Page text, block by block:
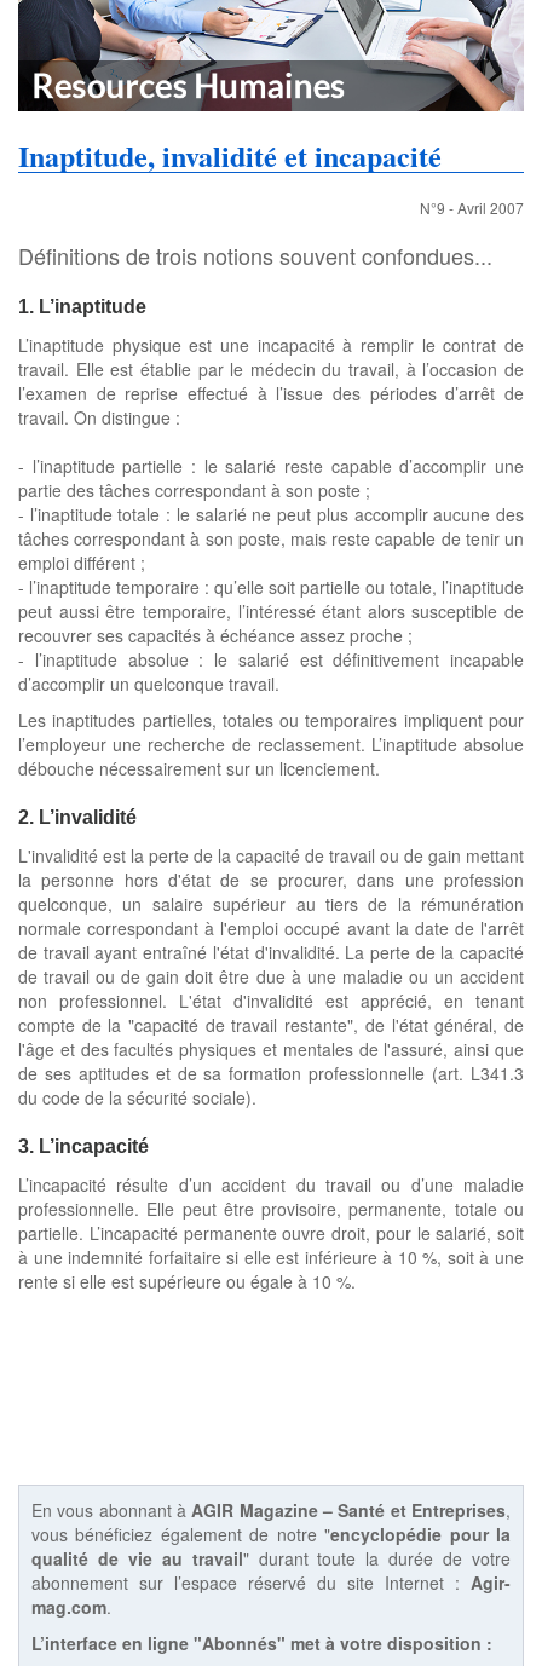
Inaptitude, invalidité et incapacité
N°9 - Avril 2007
Définitions de trois notions souvent confondues...
1. L’inaptitude
L’inaptitude physique est une incapacité à remplir le contrat de
travail. Elle est établie par le médecin du travail, à l’occasion de
l’examen de reprise effectué à l’issue des périodes d’arrêt de
travail. On distingue :
- l’inaptitude partielle : le salarié reste capable d’accomplir une
partie des tâches correspondant à son poste ;
- l’inaptitude totale : le salarié ne peut plus accomplir aucune des
tâches correspondant à son poste, mais reste capable de tenir un
emploi différent ;
- l’inaptitude temporaire : qu’elle soit partielle ou totale, l’inaptitude
peut aussi être temporaire, l’intéressé étant alors susceptible de
recouvrer ses capacités à échéance assez proche ;
- l’inaptitude absolue : le salarié est définitivement incapable
d’accomplir un quelconque travail.
Les inaptitudes partielles, totales ou temporaires impliquent pour
l’employeur une recherche de reclassement. L’inaptitude absolue
débouche nécessairement sur un licenciement.
2. L’invalidité
L'invalidité est la perte de la capacité de travail ou de gain mettant
la personne hors d'état de se procurer, dans une profession
quelconque, un salaire supérieur au tiers de la rémunération
normale correspondant à l'emploi occupé avant la date de l'arrêt
de travail ayant entraîné l'état d'invalidité. La perte de la capacité
de travail ou de gain doit être due à une maladie ou un accident
non professionnel. L'état d'invalidité est apprécié, en tenant
compte de la "capacité de travail restante", de l'état général, de
l'âge et des facultés physiques et mentales de l'assuré, ainsi que
de ses aptitudes et de sa formation professionnelle (art. L341.3
du code de la sécurité sociale).
3. L’incapacité
L’incapacité résulte d’un accident du travail ou d’une maladie
professionnelle. Elle peut être provisoire, permanente, totale ou
partielle. L’incapacité permanente ouvre droit, pour le salarié, soit
à une indemnité forfaitaire si elle est inférieure à 10 %, soit à une
rente si elle est supérieure ou égale à 10 %.
En vous abonnant àAGIR Magazine – Santé et Entreprises,
vous bénéficiez également de notre "encyclopédie pour la
qualité de vie au travail" durant toute la durée de votre
abonnement sur l’espace réservé du site Internet : Agir-
mag.com.
L’interface en ligne "Abonnés" met à votre disposition :